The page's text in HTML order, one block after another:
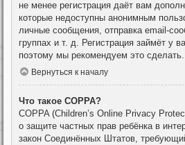
не менее регистрация даёт вам
которые недоступны анонимным
личные сообщения, отправка email-
группах и т. д. Регистрация займёт у
поэтому мы рекомендуем это сделать.
Вернуться к началу
Что такое COPPA?
COPPA (Children’s Online Privacy
о защите частных прав ребёнка в
закон Соединённых Штатов,